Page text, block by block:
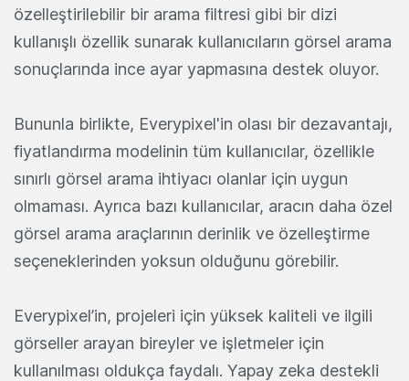
özelleştirilebilir bir arama filtresi gibi bir dizi
kullanışlı özellik sunarak kullanıcıların görsel arama
sonuçlarında ince ayar yapmasına destek oluyor.
Bununla birlikte, Everypixel'in olası bir dezavantajı,
fiyatlandırma modelinin tüm kullanıcılar, özellikle
sınırlı görsel arama ihtiyacı olanlar için uygun
olmaması. Ayrıca bazı kullanıcılar, aracın daha özel
görsel arama araçlarının derinlik ve özelleştirme
seçeneklerinden yoksun olduğunu görebilir.
Everypixel’in, projeleri için yüksek kaliteli ve ilgili
görseller arayan bireyler ve işletmeler için
kullanılması oldukça faydalı. Yapay zeka destekli